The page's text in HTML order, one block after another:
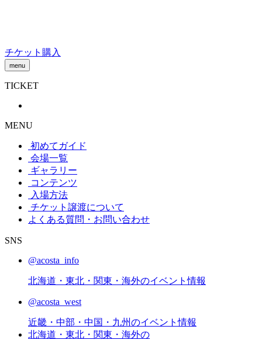
チケット購入
menu
TICKET
MENU
初めてガイド
会場一覧
ギャラリー
コンテンツ
入場方法
チケット譲渡について
よくある質問・お問い合わせ
SNS
@acosta_info
北海道・東北・関東・海外のイベント情報
@acosta_west
近畿・中部・中国・九州のイベント情報
北海道・東北・関東・海外の